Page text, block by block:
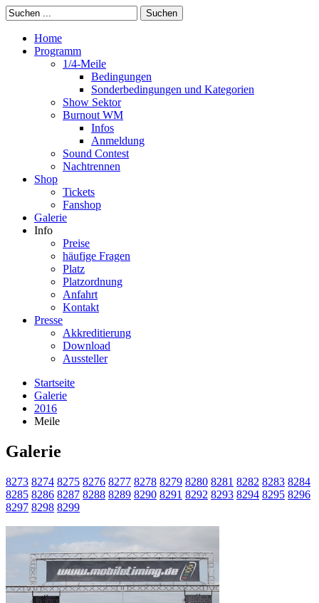
Suchen
Home
Programm
1/4-Meile
Bedingungen
Sonderbedingungen und Kategorien
Show Sektor
Burnout WM
Infos
Anmeldung
Sound Contest
Nachtrennen
Shop
Tickets
Fanshop
Galerie
Info
Preise
häufige Fragen
Platz
Platzordnung
Anfahrt
Kontakt
Presse
Akkreditierung
Download
Aussteller
Startseite
Galerie
2016
Meile
Galerie
8273 8274 8275 8276 8277 8278 8279 8280 8281 8282 8283 8284
8285 8286 8287 8288 8289 8290 8291 8292 8293 8294 8295 8296
8297 8298 8299